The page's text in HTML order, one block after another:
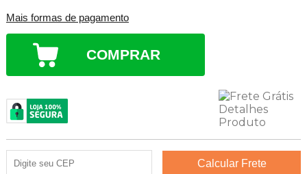
Mais formas de pagamento
COMPRAR